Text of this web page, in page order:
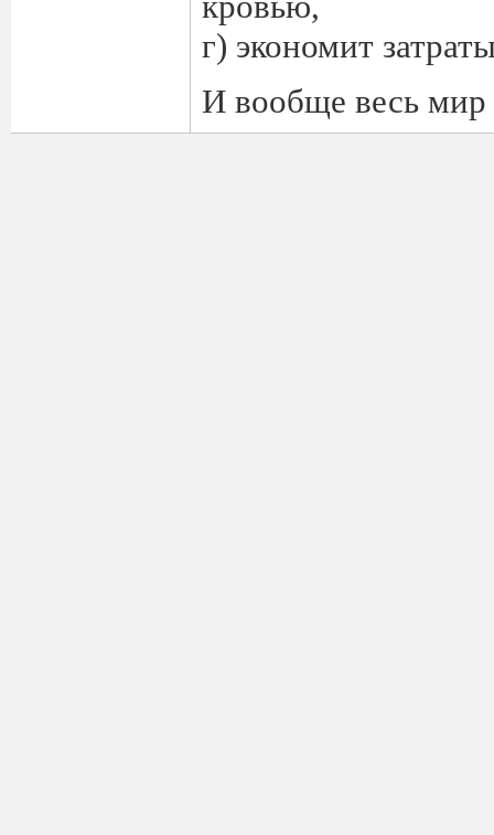
г) экономит
И вообще весь мир